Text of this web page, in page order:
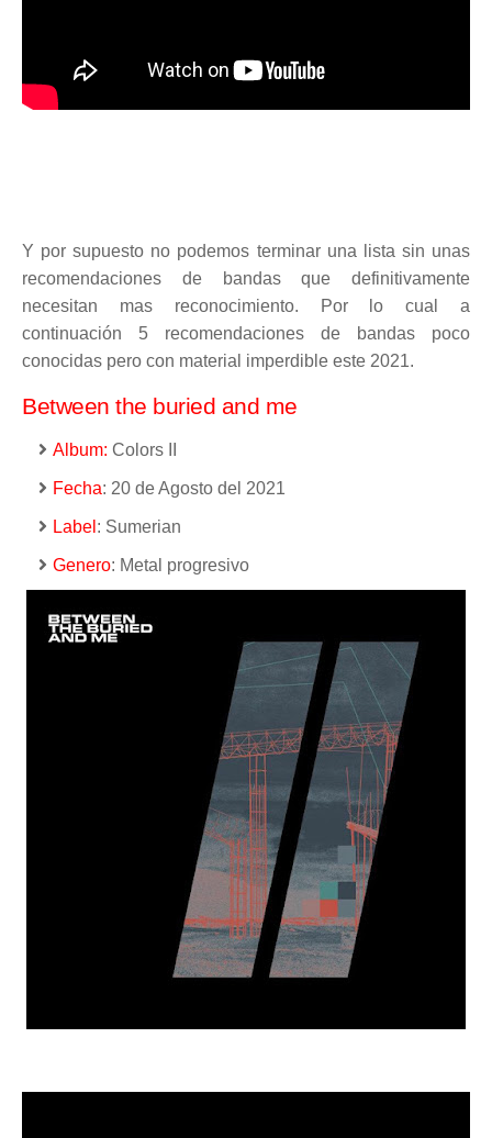
Y por supuesto no podemos terminar una lista sin unas
recomendaciones de bandas que definitivamente
necesitan mas reconocimiento. Por lo cual a
continuación 5 recomendaciones de bandas poco
conocidas pero con material imperdible este 2021.
Between the buried and me
Album: Colors II
Fecha: 20 de Agosto del 2021
Label : Sumerian
Genero: Metal progresivo